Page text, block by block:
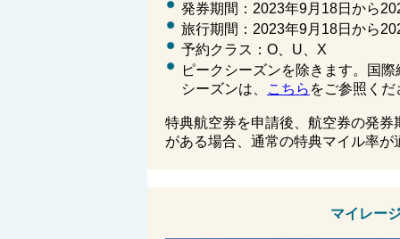
発券期間： 2023年9月 18日から
旅行期間： 2023年9月 18日から
予約クラス： O U
X
ピークシーズンを除きます。国
シーズンは、
こちら をご参照くだ
特典航空券を申請後、航空券の発
がある場合、通常の特典マイル率
マイレー